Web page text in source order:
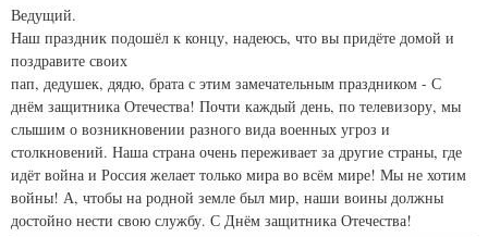
Ведущий.
Наш праздник подошёл к концу, надеюсь, что вы придёте домой и
поздравите своих
пап, дедушек, дядю, брата с этим замечательным праздником - С
днём защитника Отечества! Почти каждый день, по телевизору, мы
слышим о возникновении разного вида военных угроз и
столкновений. Наша страна очень переживает за другие страны, где
идёт война и Россия желает только мира во всём мире! Мы не хотим
войны! А, чтобы на родной земле был мир, наши воины должны
достойно нести свою службу. С Днём защитника Отечества!